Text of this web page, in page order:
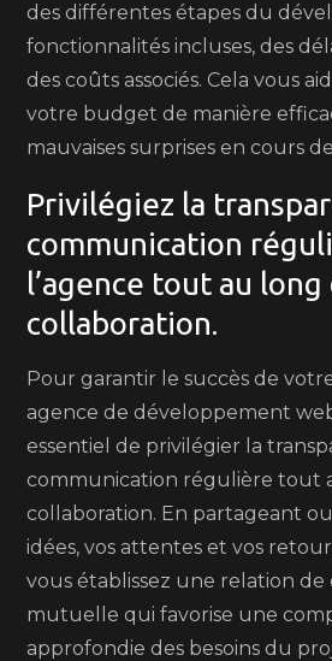
des différentes étapes du
fonctionnalités incluses, des
des coûts associés. Cela vous
votre budget de manière
mauvaises surprises en cours
Privilégiez la
communication
l’agence tout au long
collaboration.
Pour garantir le succès de
agence de développement
essentiel de privilégier la
communication régulière tout
collaboration. En partageant
idées, vos attentes et vos
vous établissez une relation de
mutuelle qui favorise une
approfondie des besoins du